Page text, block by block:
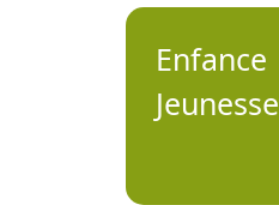
Enfance
Jeunesse